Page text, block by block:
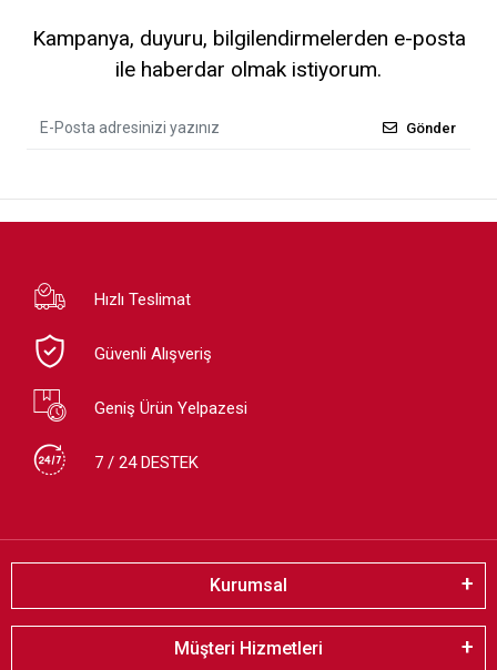
Kampanya, duyuru, bilgilendirmelerden e-posta
ile haberdar olmak istiyorum.
Gönder
Hızlı Teslimat
Güvenli Alışveriş
Geniş Ürün Yelpazesi
7 / 24 DESTEK
Kurumsal
Müşteri Hizmetleri